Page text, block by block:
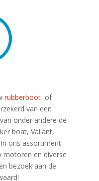
rubberboot of
van een
onder andere de
boat, Valiant,
ons assortiment
motoren en diverse
bezoek aan de